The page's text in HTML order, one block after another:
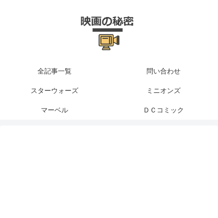
全記事一覧 問い合わせ
スターウォーズ ミニオンズ
マーベル ＤＣコミック